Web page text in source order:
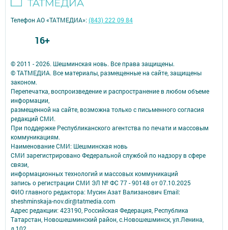
© 2011 - 2026. Шешминская новь. Все права защищены.
© ТАТМЕДИА. Все материалы, размещенные на сайте, защищены
законом.
Перепечатка, воспроизведение и распространение в любом объеме
информации,
размещенной на сайте, возможна только с письменного согласия
редакций СМИ.
При поддержке Республиканского агентства по печати и массовым
коммуникациям.
Наименование СМИ: Шешминская новь
СМИ зарегистрировано Федеральной службой по надзору в сфере
связи,
информационных технологий и массовых коммуникаций
запись о регистрации СМИ ЭЛ № ФС 77 - 90148 от 07.10.2025
ФИО главного редактора: Мусин Азат Вализанович Email:
sheshminskaja-nov.dir@tatmedia.com
Адрес редакции: 423190, Российская Федерация, Республика
Татарстан, Новошешминский район, с.Новошешминск, ул.Ленина,
Телефон АО «ТАТМЕДИА»:(843) 222 09 84
16+